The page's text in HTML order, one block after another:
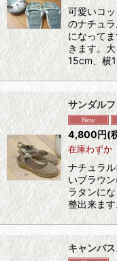
可愛いコ
のナチュ
になって
きます。
15cm、横
サンダル
4,800円(
在庫わずか
ナチュラ
いブラウ
ラタンに
整出来ま
キャンバ